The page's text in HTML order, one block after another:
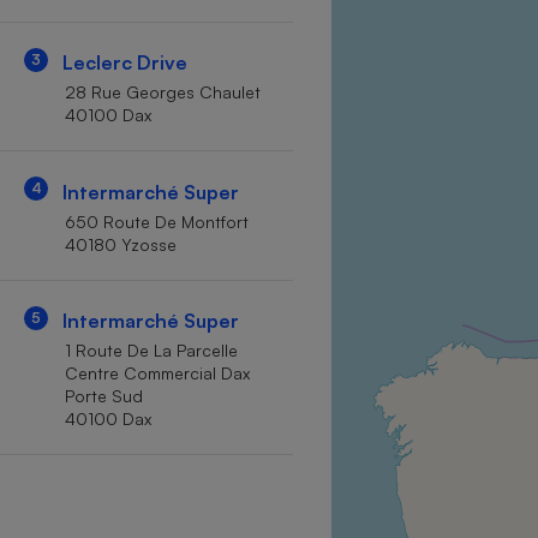
3 Leclerc Drive
28 Rue Georges Chaulet
40100 Dax
4 Intermarché Super
650 Route De Montfort
40180 Yzosse
5 Intermarché Super
1 Route De La Parcelle
Centre Commercial Dax
Porte Sud
40100 Dax
Lave-linge
Téléviseur
Antimoustique